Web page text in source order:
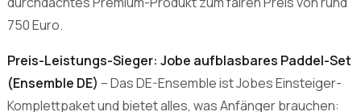
Komplettpaket und bietet alles, was Anfänger brauchen:
Board, Paddel, Pumpe, Tasche, Leash. Unter 450 Euro ein
klares Pluspaket – vor allem für Familien, die zum ersten
Mal in den SUP-Sport einsteigen.